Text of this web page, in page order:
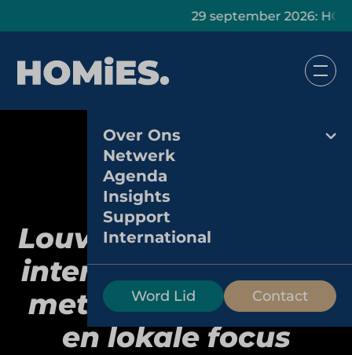
29 september 2026: HOMiES
Over Ons
Netwerk
Agenda
Insights
Support
International
Word Lid Contact
Louvre Hotels Group:
internationale keten
met Europese roots
en lokale focus